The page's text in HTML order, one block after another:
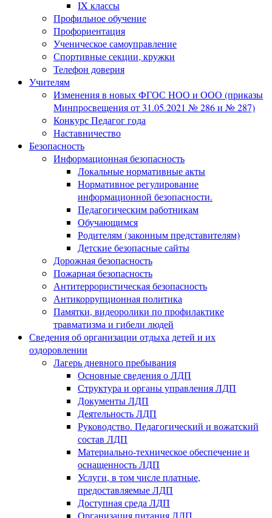
IX классы
Профильное обучение
Профориентация
Ученическое самоуправление
Спортивные секции, кружки
Телефон доверия
Учителям
Изменения в новых ФГОС НОО и ООО (приказы
Минпросвещения от 31.05.2021 № 286 и № 287)
Конкурс Педагог года
Наставничество
Безопасность
Информационная безопасность
Локальные нормативные акты
Нормативное регулирование
информационной безопасности.
Педагогическим работникам
Обучающимся
Родителям (законным представителям)
Детские безопасные сайты
Дорожная безопасность
Пожарная безопасность
Антитеррористическая безопасность
Антикоррупционная политика
Памятки, видеоролики по профилактике
травматизма и гибели людей
Сведения об организации отдыха детей и их
оздоровлении
Лагерь дневного пребывания
Основные сведения о ЛДП
Структура и органы управления ЛДП
Документы ЛДП
Деятельность ЛДП
Руководство. Педагогический и вожатский
состав ЛДП
Материально-техническое обеспечение и
оснащенность ЛДП
Услуги, в том числе платные,
предоставляемые ЛДП
Доступная среда ЛДП
Организация питания ЛДП